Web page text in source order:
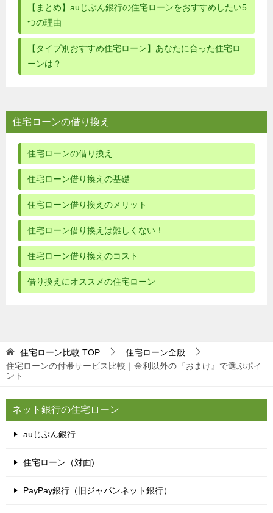
【まとめ】auじぶん銀行の住宅ローンをおすすめしたい5
つの理由
【タイプ別おすすめ住宅ローン】あなたに合った住宅ロ
ーンは？
住宅ローンの借り換え
住宅ローンの借り換え
住宅ローン借り換えの基礎
住宅ローン借り換えのメリット
住宅ローン借り換えは難しくない！
住宅ローン借り換えのコスト
借り換えにオススメの住宅ローン
住宅ローン比較 TOP
住宅ローン全般
住宅ローンの付帯サービス比較｜金利以外の『おまけ』で選ぶポイ
ント
ネット銀行の住宅ローン
auじぶん銀行
住宅ローン（対面)
PayPay銀行（旧ジャパンネット銀行）